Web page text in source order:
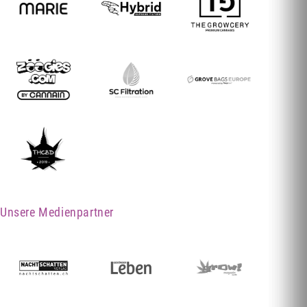
Unsere Medienpartner